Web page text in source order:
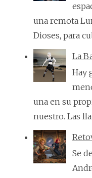
una remota
Dioses, para
La
Hay
una en su
nuestro. Las
Se